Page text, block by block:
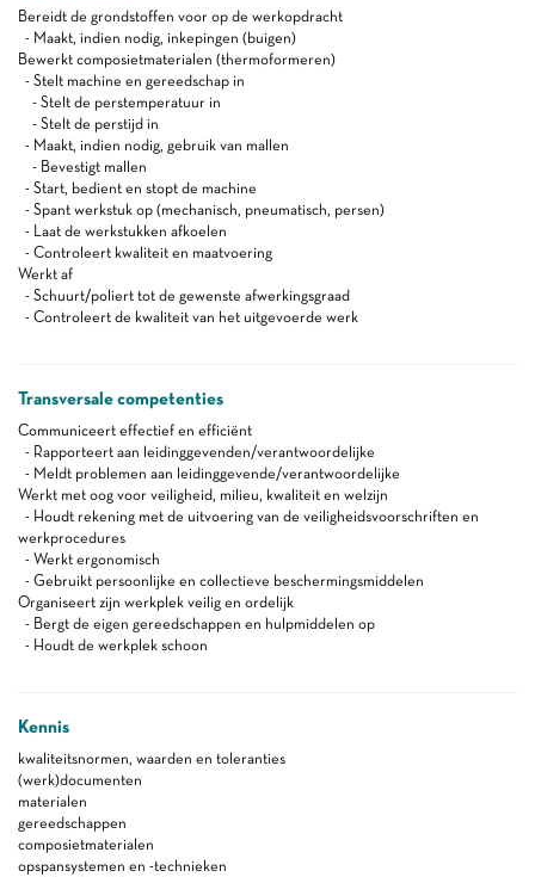
Bereidt de grondstoffen voor op de werkopdracht
- Maakt, indien nodig, inkepingen (buigen)
Bewerkt composietmaterialen (thermoformeren)
- Stelt machine en gereedschap in
- Stelt de perstemperatuur in
- Stelt de perstijd in
- Maakt, indien nodig, gebruik van mallen
- Bevestigt mallen
- Start, bedient en stopt de machine
- Spant werkstuk op (mechanisch, pneumatisch, persen)
- Laat de werkstukken afkoelen
- Controleert kwaliteit en maatvoering
Werkt af
- Schuurt/poliert tot de gewenste afwerkingsgraad
- Controleert de kwaliteit van het uitgevoerde werk
Transversale competenties
Communiceert effectief en efficiënt
- Rapporteert aan leidinggevenden/verantwoordelijke
- Meldt problemen aan leidinggevende/verantwoordelijke
Werkt met oog voor veiligheid, milieu, kwaliteit en welzijn
- Houdt rekening met de uitvoering van de veiligheidsvoorschriften en
werkprocedures
- Werkt ergonomisch
- Gebruikt persoonlijke en collectieve beschermingsmiddelen
Organiseert zijn werkplek veilig en ordelijk
- Bergt de eigen gereedschappen en hulpmiddelen op
- Houdt de werkplek schoon
Kennis
kwaliteitsnormen, waarden en toleranties
(werk)documenten
materialen
gereedschappen
composietmaterialen
opspansystemen en -technieken